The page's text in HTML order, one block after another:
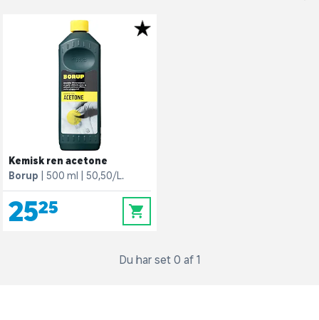
Kemisk ren acetone
Borup
500 ml 50,50/L.
25,25 0
Du har set 0 af 1